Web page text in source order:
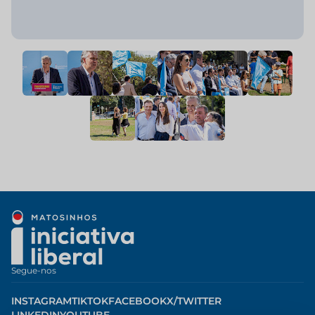
Segue-nos
INSTAGRAMTIKTOKFACEBOOKX/TWITTER